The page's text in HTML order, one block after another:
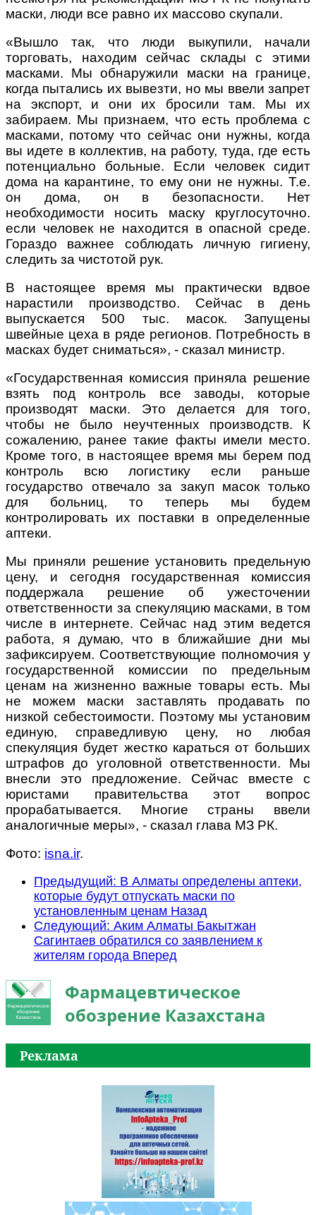
маски, люди все равно их массово скупали.
«Вышло так, что люди выкупили, начали
торговать, находим сейчас склады с этими
масками. Мы обнаружили маски на границе,
когда пытались их вывезти, но мы ввели запрет
на экспорт, и они их бросили там. Мы их
забираем. Мы признаем, что есть проблема с
масками, потому что сейчас они нужны, когда
вы идете в коллектив, на работу, туда, где есть
потенциально больные. Если человек сидит
дома на карантине, то ему они не нужны. Т.е.
он дома, он в безопасности. Нет
необходимости носить маску круглосуточно.
если человек не находится в опасной среде.
Гораздо важнее соблюдать личную гигиену,
следить за чистотой рук.
В настоящее время мы практически вдвое
нарастили производство. Сейчас в день
выпускается 500 тыс. масок. Запущены
швейные цеха в ряде регионов. Потребность в
масках будет сниматься», - сказал министр.
«Государственная комиссия приняла решение
взять под контроль все заводы, которые
производят маски. Это делается для того,
чтобы не было неучтенных производств. К
сожалению, ранее такие факты имели место.
Кроме того, в настоящее время мы берем под
контроль всю логистику если раньше
государство отвечало за закуп масок только
для больниц, то теперь мы будем
контролировать их поставки в определенные
аптеки.
Мы приняли решение установить предельную
цену, и сегодня государственная комиссия
поддержала решение об ужесточении
ответственности за спекуляцию масками, в том
числе в интернете. Сейчас над этим ведется
работа, я думаю, что в ближайшие дни мы
зафиксируем. Соответствующие полномочия у
государственной комиссии по предельным
ценам на жизненно важные товары есть. Мы
не можем маски заставлять продавать по
низкой себестоимости. Поэтому мы установим
единую, справедливую цену, но любая
спекуляция будет жестко караться от больших
штрафов до уголовной ответственности. Мы
внесли это предложение. Сейчас вместе с
юристами правительства этот вопрос
прорабатывается. Многие страны ввели
аналогичные меры», - сказал глава МЗ РК.
Фото: isna.ir.
Предыдущий: В Алматы определены аптеки,
которые будут отпускать маски по
установленным ценам Назад
Следующий: Аким Алматы Бакытжан
Сагинтаев обратился со заявлением к
жителям города Вперед
Фармацевтическое
обозрение Казахстана
Реклама